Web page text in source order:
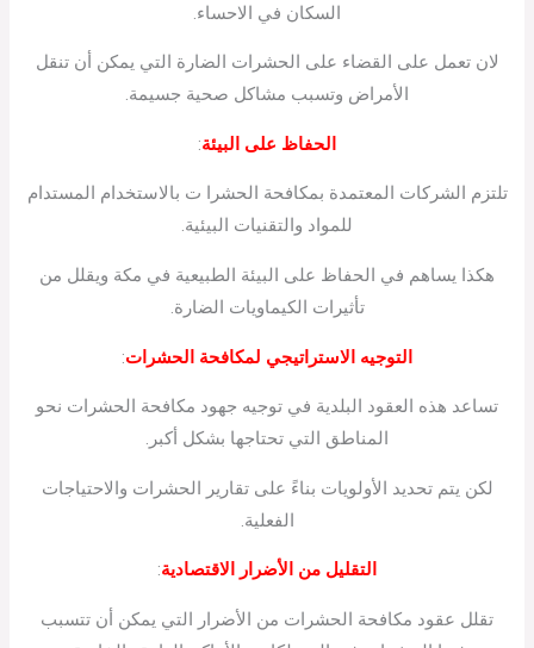
السكان في الاحساء.
لان تعمل على القضاء على الحشرات الضارة التي يمكن أن تنقل
الأمراض وتسبب مشاكل صحية جسيمة.
الحفاظ على البيئة:
تلتزم الشركات المعتمدة بمكافحة الحشرا ت بالاستخدام المستدام
للمواد والتقنيات البيئية.
هكذا يساهم في الحفاظ على البيئة الطبيعية في مكة ويقلل من
تأثيرات الكيماويات الضارة.
التوجيه الاستراتيجي لمكافحة الحشرات:
تساعد هذه العقود البلدية في توجيه جهود مكافحة الحشرات نحو
المناطق التي تحتاجها بشكل أكبر.
لكن يتم تحديد الأولويات بناءً على تقارير الحشرات والاحتياجات
الفعلية.
التقليل من الأضرار الاقتصادية:
تقلل عقود مكافحة الحشرات من الأضرار التي يمكن أن تتسبب